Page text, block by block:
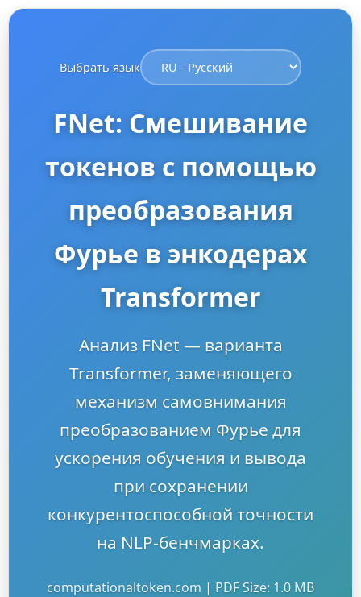
Выбрать язык
FNet: Смешивание
токенов с помощью
преобразования
Фурье в энкодерах
Transformer
Анализ FNet — варианта
Transformer, заменяющего
механизм самовнимания
преобразованием Фурье для
ускорения обучения и вывода
при сохранении
конкурентоспособной точности
на NLP-бенчмарках.
computationaltoken.com | PDF Size: 1.0 MB